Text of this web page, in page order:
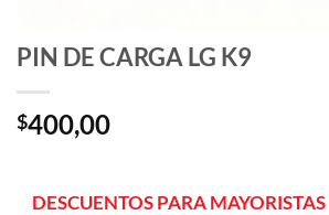
PIN DE CARGA LG K9
$400,00
DESCUENTOS PARA MAYORISTAS